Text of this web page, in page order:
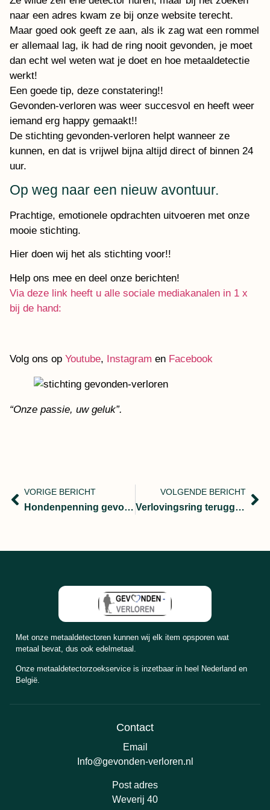
naar een adres kwam ze bij onze website terecht.
Maar goed ook geeft ze aan, als ik zag wat een rommel
er allemaal lag, ik had de ring nooit gevonden, je moet
dan echt wel weten wat je doet en hoe metaaldetectie
werkt!
Een goede tip, deze constatering!!
Gevonden-verloren was weer succesvol en heeft weer
iemand erg happy gemaakt!!
De stichting gevonden-verloren helpt wanneer ze
kunnen, en dat is vrijwel bijna altijd direct of binnen 24
uur.
Op weg naar een nieuw avontuur.
Prachtige, emotionele opdrachten uitvoeren met onze
mooie stichting.
Hier doen wij het als stichting voor!!
Help ons mee en deel onze berichten!
Via deze link heeft u alle sociale mediakanalen in 1 x
bij de hand:
Volg ons op Youtube, Instagram en Facebook
“Onze passie, uw geluk”.
VORIGE BERICHT
Hondenpenning gevonden
VOLGENDE BERICHT
Verlovingsring teruggevonden in de auto met camera
Met onze metaaldetectoren kunnen wij elk item opsporen wat
metaal bevat, dus ook edelmetaal.
Onze metaaldetectorzoekservice is inzetbaar in heel Nederland en
België.
Contact
Email
Info@gevonden-verloren.nl
Post adres
Weverij 40